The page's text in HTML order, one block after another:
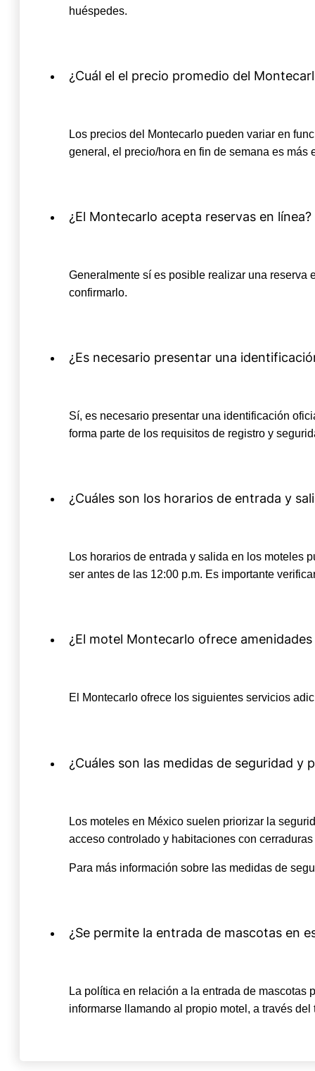
huéspedes.
¿Cuál el el precio promedio del
Los precios del Montecarlo pueden variar en
general, el precio/hora en fin de semana es más
¿El Montecarlo acepta reservas en línea?
Generalmente sí es posible realizar una reserva
confirmarlo.
¿Es necesario presentar una
Sí, es necesario presentar una identificación
forma parte de los requisitos de registro y
¿Cuáles son los horarios de entrada y
Los horarios de entrada y salida en los moteles
ser antes de las 12:00 p.m. Es importante
¿El motel Montecarlo ofrece
El Montecarlo ofrece los siguientes servicios
¿Cuáles son las medidas de seguridad y
Los moteles en México suelen priorizar la
acceso controlado y habitaciones con
Para más información sobre las medidas de
¿Se permite la entrada de mascotas en
La política en relación a la entrada de mascotas
informarse llamando al propio motel, a través